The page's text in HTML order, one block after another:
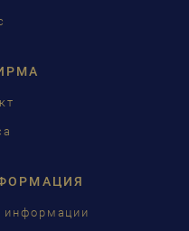
информации